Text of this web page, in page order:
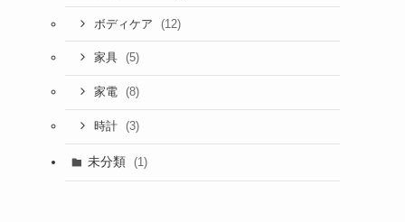
ボディケア (12)
家具 (5)
家電 (8)
時計 (3)
未分類 (1)